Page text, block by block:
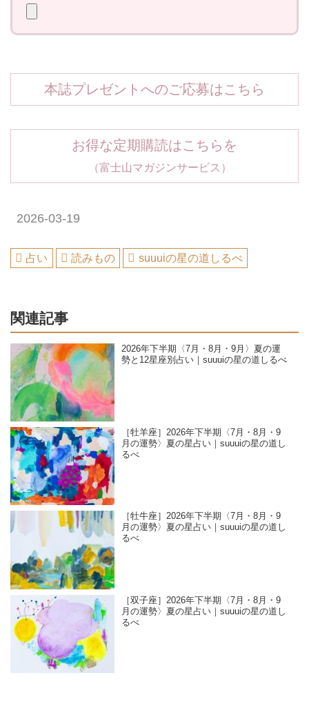
本誌プレゼントへのご応募はこちら
お得な定期購読はこちらを
（富士山マガジンサービス）
2026-03-19
占い 読みもの suuuiの星の道しるべ
関連記事
2026年下半期〈7月・8月・9月〉夏の運
勢と12星座別占い｜suuuiの星の道しるべ
［牡羊座］2026年下半期〈7月・8月・9
月の運勢〉夏の星占い｜suuuiの星の道し
るべ
［牡牛座］2026年下半期〈7月・8月・9
月の運勢〉夏の星占い｜suuuiの星の道し
るべ
［双子座］2026年下半期〈7月・8月・9
月の運勢〉夏の星占い｜suuuiの星の道し
るべ